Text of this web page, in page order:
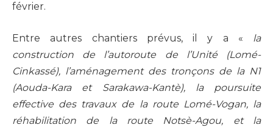
février.
Entre autres chantiers prévus, il y a « la
construction de l’autoroute de l’Unité (Lomé-
Cinkassé), l’aménagement des tronçons de la N1
(Aouda-Kara et Sarakawa-Kantè), la poursuite
effective des travaux de la route Lomé-Vogan, la
réhabilitation de la route Notsè-Agou, et la